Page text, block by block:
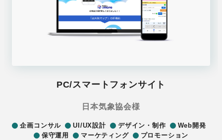
PC/スマートフォンサイト
日本気象協会様
企画コンサル UI/UX設計 デザイン・制作
Web開発
保守運用
マーケティング
プロモーション